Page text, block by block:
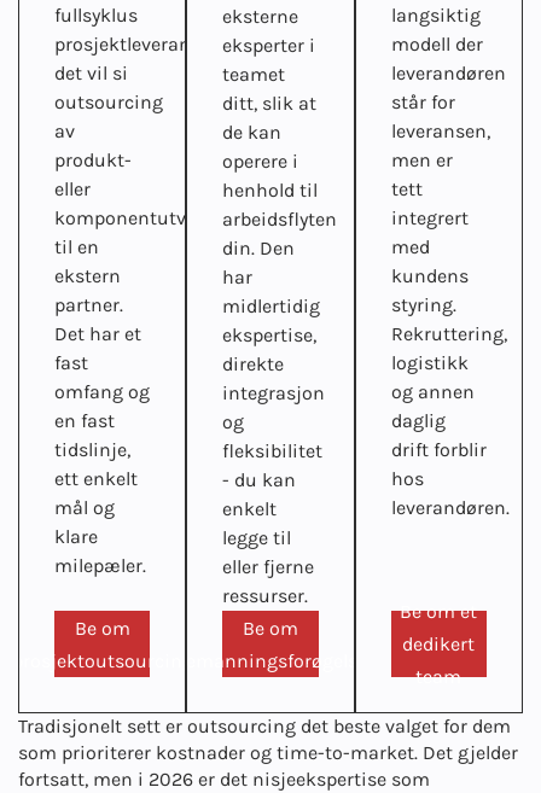
fullsyklus
prosjektleveranse,
det vil si
outsourcing
av
produkt-
eller
komponentutvikling
til en
ekstern
partner.
Det har et
fast
omfang og
en fast
tidslinje,
ett enkelt
mål og
klare
milepæler.
Be om
prosjektoutsourcing
eksterne
eksperter i
teamet
ditt, slik at
de kan
operere i
henhold til
arbeidsflyten
din. Den
har
midlertidig
ekspertise,
direkte
integrasjon
og
fleksibilitet
- du kan
enkelt
legge til
eller fjerne
ressurser.
Be om
bemanningsforøgelse
langsiktig
modell der
leverandøren
står for
leveransen,
men er
tett
integrert
med
kundens
styring.
Rekruttering,
logistikk
og annen
daglig
drift forblir
hos
leverandøren.
Be om et
dedikert
team
Tradisjonelt sett er outsourcing det beste valget for dem
som prioriterer kostnader og time-to-market. Det gjelder
fortsatt, men i 2026 er det nisjeekspertise som